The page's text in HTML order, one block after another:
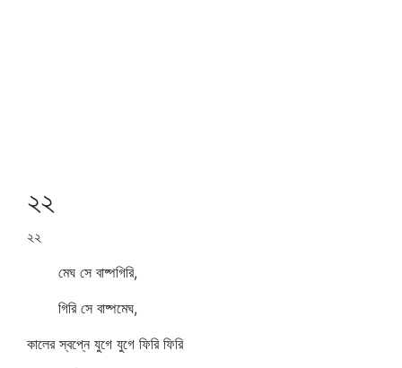
২২
২২
মেঘ সে বাষ্পগিরি,
গিরি সে বাষ্পমেঘ,
কালের স্বপ্নে যুগে যুগে ফিরি ফিরি